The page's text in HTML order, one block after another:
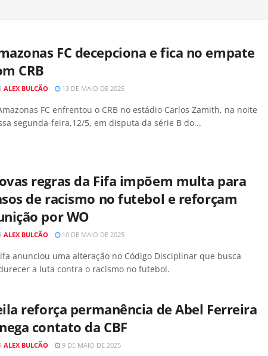
FC decepciona e fica no empate
CRB
ALEX BULCÃO 13 DE MAIO DE 2025
FC enfrentou o CRB no estádio Carlos Zamith, na noite
segunda-feira,12/5, em disputa da série B do...
regras da Fifa impõem multa para
de racismo no futebol e reforçam
por WO
ALEX BULCÃO 10 DE MAIO DE 2025
anunciou uma alteração no Código Disciplinar que busca
a luta contra o racismo no futebol.
reforça permanência de Abel Ferreira
contato da CBF
ALEX BULCÃO 9 DE MAIO DE 2025